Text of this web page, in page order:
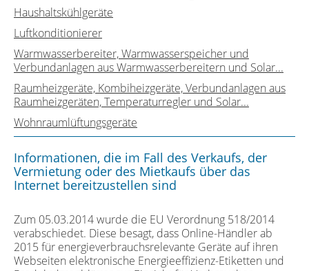
Haushaltskühlgeräte
Luftkonditionierer
Warmwasserbereiter, Warmwasserspeicher und
Verbundanlagen aus Warmwasserbereitern und Solar...
Raumheizgeräte, Kombiheizgeräte, Verbundanlagen aus
Raumheizgeräten, Temperaturregler und Solar...
Wohnraumlüftungsgeräte
Informationen, die im Fall des Verkaufs, der
Vermietung oder des Mietkaufs über das
Internet bereitzustellen sind
Zum 05.03.2014 wurde die EU Verordnung 518/2014
verabschiedet. Diese besagt, dass Online-Händler ab
2015 für energieverbrauchsrelevante Geräte auf ihren
Webseiten elektronische Energieeffizienz-Etiketten und